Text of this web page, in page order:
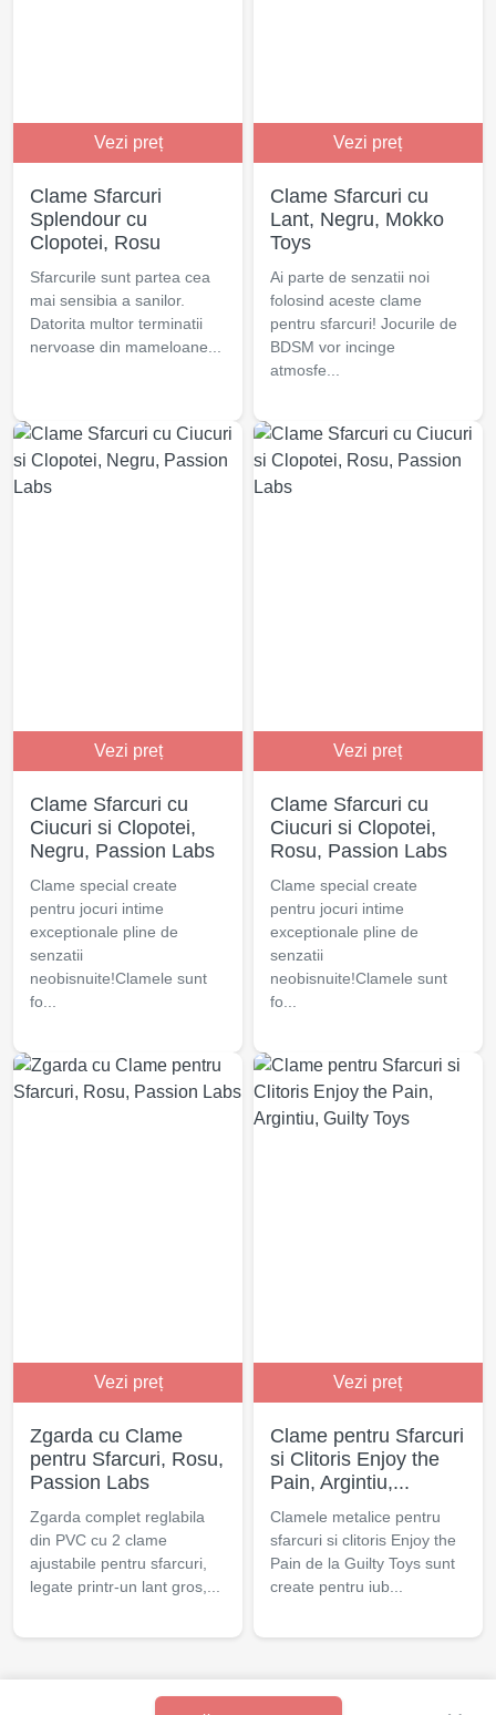
Vezi preț
Clame Sfarcuri
Splendour cu
Clopotei, Rosu
Sfarcurile sunt partea cea
mai sensibia a sanilor.
Datorita multor terminatii
nervoase din mameloane...
Vezi preț
Clame Sfarcuri cu
Lant, Negru, Mokko
Toys
Ai parte de senzatii noi
folosind aceste clame
pentru sfarcuri! Jocurile de
BDSM vor incinge
atmosfe...
Vezi preț
Clame Sfarcuri cu
Ciucuri si Clopotei,
Negru, Passion Labs
Clame special create
pentru jocuri intime
exceptionale pline de
senzatii
neobisnuite!Clamele sunt
fo...
Vezi preț
Clame Sfarcuri cu
Ciucuri si Clopotei,
Rosu, Passion Labs
Clame special create
pentru jocuri intime
exceptionale pline de
senzatii
neobisnuite!Clamele sunt
fo...
Vezi preț
Zgarda cu Clame
pentru Sfarcuri, Rosu,
Passion Labs
Zgarda complet reglabila
din PVC cu 2 clame
ajustabile pentru sfarcuri,
legate printr-un lant gros,...
Vezi preț
Clame pentru Sfarcuri
si Clitoris Enjoy the
Pain, Argintiu,...
Clamele metalice pentru
sfarcuri si clitoris Enjoy the
Pain de la Guilty Toys sunt
create pentru iub...